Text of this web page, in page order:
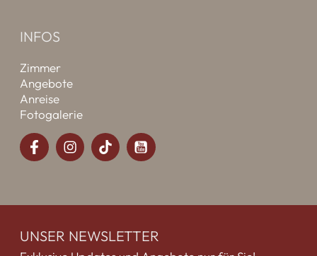
INFOS
Zimmer
Angebote
Anreise
Fotogalerie
UNSER NEWSLETTER